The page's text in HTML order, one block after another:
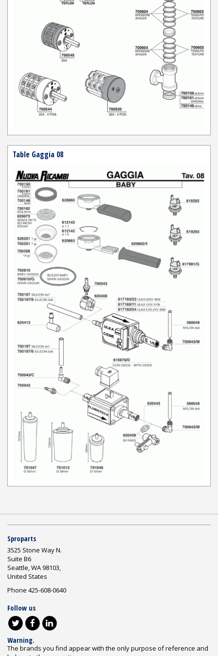
Table Gaggia 08
Sproparts
3525 Stone Way N.
Suite B6
Seattle, WA 98103,
United States
Phone 425-608-0640
Follow us
Warning.
The brands you find appear with the only purpose of reference and